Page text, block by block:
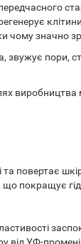
значно
звужує пори,
виробництва
повертає
покращує